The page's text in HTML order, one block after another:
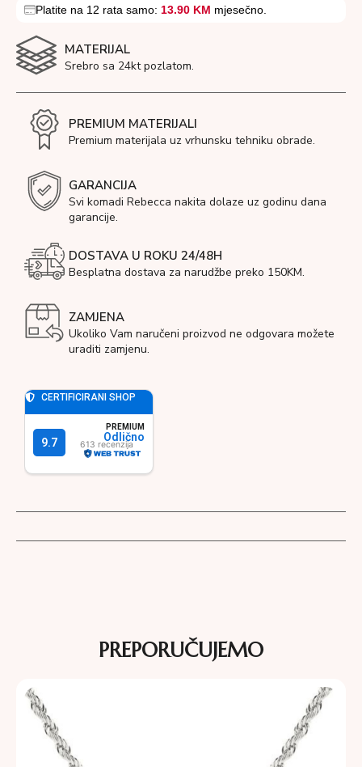
Platite na 12 rata samo: 13.90 KM mjesečno.
MATERIJAL
Srebro sa 24kt pozlatom.
PREMIUM MATERIJALI
Premium materijala uz vrhunsku tehniku obrade.
GARANCIJA
Svi komadi Rebecca nakita dolaze uz godinu dana
garancije.
DOSTAVA U ROKU 24/48H
Besplatna dostava za narudžbe preko 150KM.
ZAMJENA
Ukoliko Vam naručeni proizvod ne odgovara možete
uraditi zamjenu.
PREPORUČUJEMO